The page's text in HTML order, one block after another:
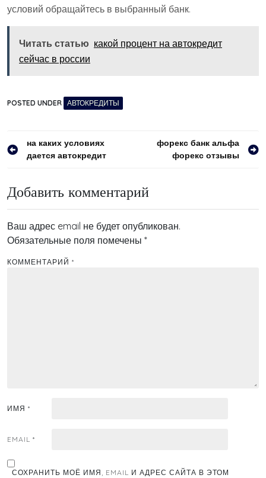
условий обращайтесь в выбранный банк.
Читать статью какой процент на автокредит
сейчас в россии
POSTED UNDER АВТОКРЕДИТЫ
Навигация
на каких условиях
дается автокредит
форекс банк альфа
форекс отзывы
Добавить комментарий
Ваш адрес email не будет опубликован.
Обязательные поля помечены *
КОММЕНТАРИЙ *
ИМЯ *
EMAIL *
СОХРАНИТЬ МОЁ ИМЯ, EMAIL И АДРЕС САЙТА В ЭТОМ